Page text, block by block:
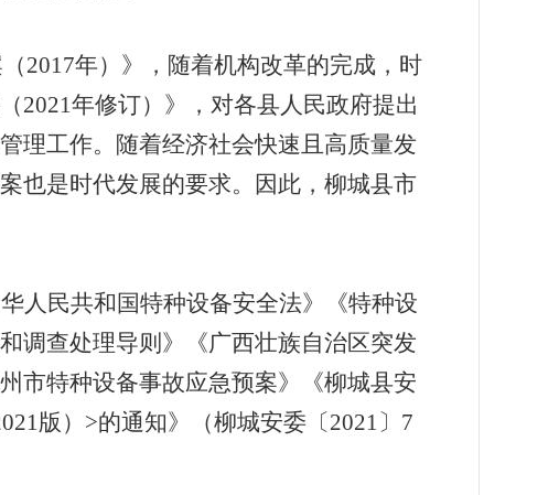
2017年）》，随着机构改革的完成，时
2021年修订）》，对各县人民政府提出
理工作。随着经济社会快速且高质量发
也是时代发展的要求。因此，柳城县市
人民共和国特种设备安全法》《特种设
调查处理导则》《广西壮族自治区突发
市特种设备事故应急预案》《柳城县安
版） >的通知》（柳城安委〔2021〕 7